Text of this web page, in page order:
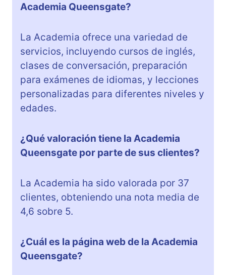
Academia Queensgate?
La Academia ofrece una variedad de
servicios, incluyendo cursos de inglés,
clases de conversación, preparación
para exámenes de idiomas, y lecciones
personalizadas para diferentes niveles y
edades.
¿Qué valoración tiene la Academia
Queensgate por parte de sus clientes?
La Academia ha sido valorada por 37
clientes, obteniendo una nota media de
4,6 sobre 5.
¿Cuál es la página web de la Academia
Queensgate?